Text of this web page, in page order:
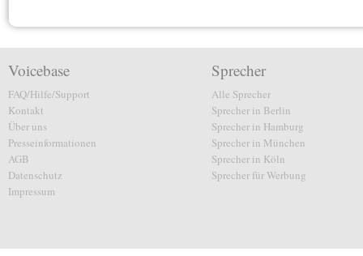
Voicebase
FAQ/Hilfe/Support
Kontakt
Über uns
Presseinformationen
AGB
Datenschutz
Impressum
Sprecher
Alle Sprecher
Sprecher in Berlin
Sprecher in Hamburg
Sprecher in München
Sprecher in Köln
Sprecher für Werbung